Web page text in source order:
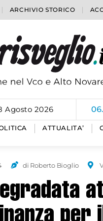
ARCHIVIO STORICO
Agosto 2026
ATTUALITA’
di Roberto Bioglio